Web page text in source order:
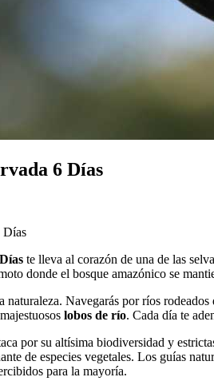
6 Días
Días
te lleva al corazón de una de las
donde el bosque amazónico se
naturaleza. Navegarás por ríos
lobos de río. Cada día te
por su altísima biodiversidad y
de especies vegetales. Los guías
para la mayoría.